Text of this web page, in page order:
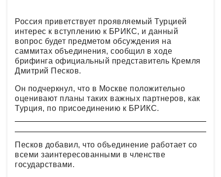
Россия приветствует проявляемый Турцией
интерес к вступлению к БРИКС, и данный
вопрос будет предметом обсуждения на
саммитах объединения, сообщил в ходе
брифинга официальный представитель Кремля
Дмитрий Песков.
Он подчеркнул, что в Москве положительно
оценивают планы таких важных партнеров, как
Турция, по присоединению к БРИКС.
Песков добавил, что объединение работает со
всеми заинтересованными в членстве
государствами.